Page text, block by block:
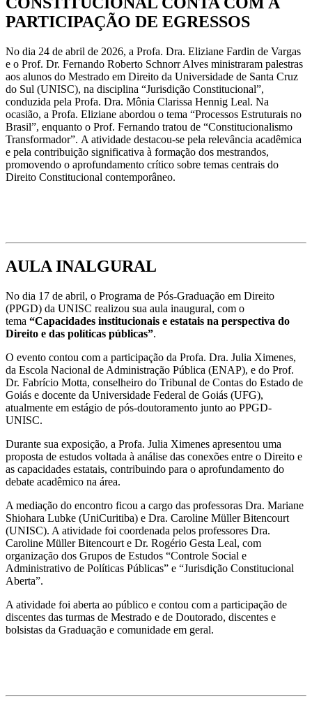
PARTICIPAÇÃO DE EGRESSOS
No dia 24 de abril de 2026, a Profa. Dra. Eliziane Fardin de Vargas
e o Prof. Dr. Fernando Roberto Schnorr Alves ministraram palestras
aos alunos do Mestrado em Direito da Universidade de Santa Cruz
do Sul (UNISC), na disciplina “Jurisdição Constitucional”,
conduzida pela Profa. Dra. Mônia Clarissa Hennig Leal. Na
ocasião, a Profa. Eliziane abordou o tema “Processos Estruturais no
Brasil”, enquanto o Prof. Fernando tratou de “Constitucionalismo
Transformador”. A atividade destacou-se pela relevância acadêmica
e pela contribuição significativa à formação dos mestrandos,
promovendo o aprofundamento crítico sobre temas centrais do
Direito Constitucional contemporâneo.
AULA INALGURAL
No dia 17 de abril, o Programa de Pós-Graduação em Direito
(PPGD) da UNISC realizou sua aula inaugural, com o
tema “Capacidades institucionais e estatais na perspectiva do
Direito e das políticas públicas”.
O evento contou com a participação da Profa. Dra. Julia Ximenes,
da Escola Nacional de Administração Pública (ENAP), e do Prof.
Dr. Fabrício Motta, conselheiro do Tribunal de Contas do Estado de
Goiás e docente da Universidade Federal de Goiás (UFG),
atualmente em estágio de pós-doutoramento junto ao PPGD-
UNISC.
Durante sua exposição, a Profa. Julia Ximenes apresentou uma
proposta de estudos voltada à análise das conexões entre o Direito e
as capacidades estatais, contribuindo para o aprofundamento do
debate acadêmico na área.
A mediação do encontro ficou a cargo das professoras Dra. Mariane
Shiohara Lubke (UniCuritiba) e Dra. Caroline Müller Bitencourt
(UNISC). A atividade foi coordenada pelos professores Dra.
Caroline Müller Bitencourt e Dr. Rogério Gesta Leal, com
organização dos Grupos de Estudos “Controle Social e
Administrativo de Políticas Públicas” e “Jurisdição Constitucional
Aberta”.
A atividade foi aberta ao público e contou com a participação de
discentes das turmas de Mestrado e de Doutorado, discentes e
bolsistas da Graduação e comunidade em geral.